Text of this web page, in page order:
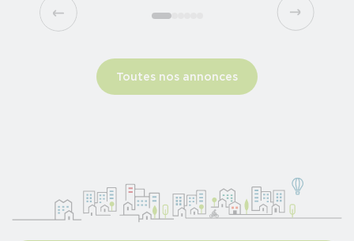
Toutes nos annonces